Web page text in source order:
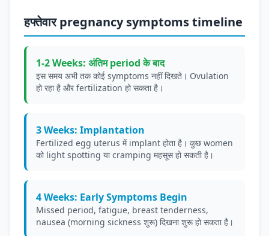
हफ्तेवार pregnancy symptoms timeline
1-2 Weeks: अंतिम period के बाद
इस समय अभी तक कोई symptoms नहीं दिखते। Ovulation
हो रहा है और fertilization हो सकता है।
3 Weeks: Implantation
Fertilized egg uterus में implant होता है। कुछ women
को light spotting या cramping महसूस हो सकती है।
4 Weeks: Early Symptoms Begin
Missed period, fatigue, breast tenderness,
nausea (morning sickness शुरू) दिखना शुरू हो सकता है।